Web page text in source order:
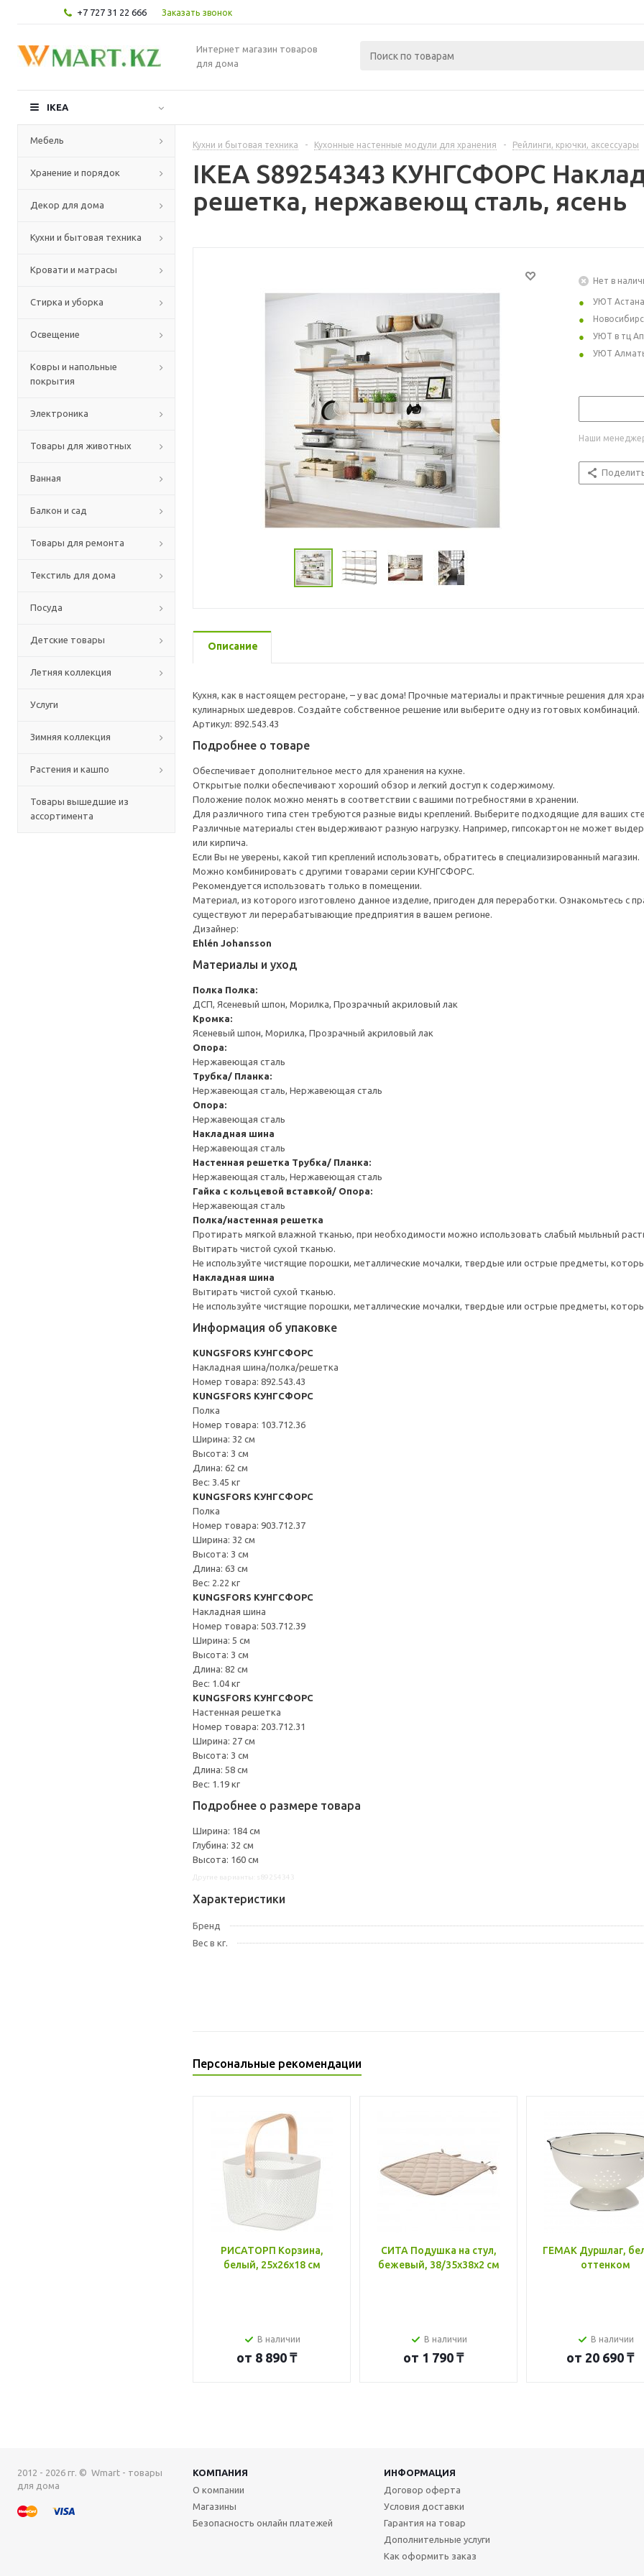
+7 727 31 22 666 Заказать звонок
Интернет магазин товаров
для дома
IKEA
Мебель
Хранение и порядок
Декор для дома
Кухни и бытовая техника
Кровати и матрасы
Стирка и уборка
Освещение
Ковры и напольные
покрытия
Электроника
Товары для животных
Ванная
Балкон и сад
Товары для ремонта
Текстиль для дома
Посуда
Детские товары
Летняя коллекция
Услуги
Зимняя коллекция
Растения и кашпо
Товары вышедшие из
ассортимента
Кухни и бытовая техника - Кухонные настенные модули для хранения - Рейлинги, крючки, аксессуары
IKEA S89254343 КУНГСФОРС
решетка, нержавеющ сталь, ясень
Нет в
УЮТ Астана
УЮТ в тц
УЮТ
Наши
Описание
Кухня, как в настоящем ресторане, – у вас дома! Прочные материалы и практичные решения для
кулинарных шедевров. Создайте собственное решение или выберите одну из готовых комбинаций.
Артикул: 892.543.43
Подробнее о товаре
Обеспечивает дополнительное место для хранения на кухне.
Открытые полки обеспечивают хороший обзор и легкий доступ к содержимому.
Положение полок можно менять в соответствии с вашими потребностями в хранении.
Для различного типа стен требуются разные виды креплений. Выберите подходящие для ваших
Различные материалы стен выдерживают разную нагрузку. Например, гипсокартон не может
или кирпича.
Если Вы не уверены, какой тип креплений использовать, обратитесь в специализированный магазин.
Можно комбинировать с другими товарами серии КУНГСФОРС.
Рекомендуется использовать только в помещении.
Материал, из которого изготовлено данное изделие, пригоден для переработки. Ознакомьтесь с
существуют ли перерабатывающие предприятия в вашем регионе.
Дизайнер:
Ehlén Johansson
Материалы и уход
Полка Полка:
ДСП, Ясеневый шпон, Морилка, Прозрачный акриловый лак
Кромка:
Ясеневый шпон, Морилка, Прозрачный акриловый лак
Опора:
Нержавеющая сталь
Трубка/ Планка:
Нержавеющая сталь, Нержавеющая сталь
Опора:
Нержавеющая сталь
Накладная шина
Нержавеющая сталь
Настенная решетка Трубка/ Планка:
Нержавеющая сталь, Нержавеющая сталь
Гайка с кольцевой вставкой/ Опора:
Нержавеющая сталь
Полка/настенная решетка
Протирать мягкой влажной тканью, при необходимости можно использовать слабый мыльный
Вытирать чистой сухой тканью.
Не используйте чистящие порошки, металлические мочалки, твердые или острые предметы,
Накладная шина
Вытирать чистой сухой тканью.
Не используйте чистящие порошки, металлические мочалки, твердые или острые предметы,
Информация об упаковке
KUNGSFORS КУНГСФОРС
Накладная шина/полка/решетка
Номер товара: 892.543.43
KUNGSFORS КУНГСФОРС
Полка
Номер товара: 103.712.36
Ширина: 32 см
Высота: 3 см
Длина: 62 см
Вес: 3.45 кг
KUNGSFORS КУНГСФОРС
Полка
Номер товара: 903.712.37
Ширина: 32 см
Высота: 3 см
Длина: 63 см
Вес: 2.22 кг
KUNGSFORS КУНГСФОРС
Накладная шина
Номер товара: 503.712.39
Ширина: 5 см
Высота: 3 см
Длина: 82 см
Вес: 1.04 кг
KUNGSFORS КУНГСФОРС
Настенная решетка
Номер товара: 203.712.31
Ширина: 27 см
Высота: 3 см
Длина: 58 см
Вес: 1.19 кг
Подробнее о размере товара
Ширина: 184 см
Глубина: 32 см
Высота: 160 см
Характеристики
Бренд
Вес в кг.
Персональные рекомендации
РИСАТОРП Корзина,
белый, 25x26x18 см
В наличии
от 8 890 ₸
СИТА Подушка на стул,
бежевый, 38/35x38x2 см
В наличии
от 1 790 ₸
ГЕМАК Дуршлаг,
оттенком
В наличии
от 20 690 ₸
2012 - 2026 гг. © Wmart - товары
для дома
КОМПАНИЯ
ИНФОРМАЦИЯ
О компании
Магазины
Безопасность онлайн платежей
Договор оферта
Условия доставки
Гарантия на товар
Дополнительные услуги
Как оформить заказ